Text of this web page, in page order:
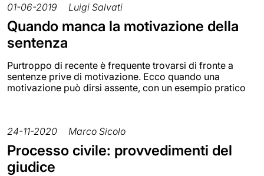
01-06-2019 Luigi Salvati
Quando manca la motivazione della
sentenza
Purtroppo di recente è frequente trovarsi di fronte a
sentenze prive di motivazione. Ecco quando una
motivazione può dirsi assente, con un esempio pratico
24-11-2020 Marco Sicolo
Processo civile: provvedimenti del
giudice